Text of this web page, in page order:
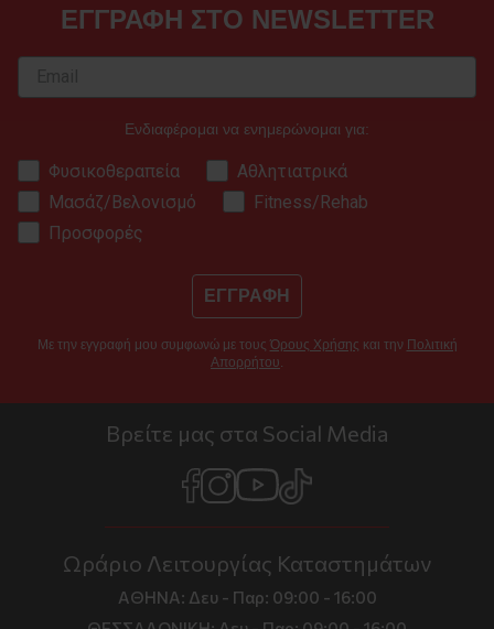
ΕΓΓΡΑΦΗ ΣΤΟ NEWSLETTER
Ενδιαφέρομαι να ενημερώνομαι για:
Φυσικοθεραπεία
Αθλητιατρικά
Μασάζ/Βελονισμό
Fitness/Rehab
Προσφορές
ΕΓΓΡΑΦΗ
Με την εγγραφή μου συμφωνώ με τους Όρους Χρήσης και την Πολιτική
Απορρήτου
Βρείτε μας στα Social Media
Ωράριο Λειτουργίας Καταστημάτων
ΑΘΗΝΑ: Δευ - Παρ: 09:00 - 16:00